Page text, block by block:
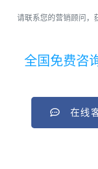
请联系您的营销顾问，
全国免费咨
在线